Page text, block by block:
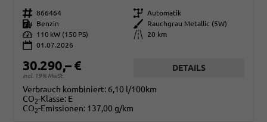
Fahrzeugnr. 866464 Getriebe Automatik
Kraftstoff
Benzin Außenfarbe
Rauchgrau Metallic (5W)
Leistung
110 kW (150 PS) Kilometerstand
20 km
01.07.2026
30.290,– €
incl. 19% MwSt.
DETAILS
Verbrauch kombiniert: 6,10 l/100km
CO2-Klasse: E
CO2-Emissionen: 137,00 g/km